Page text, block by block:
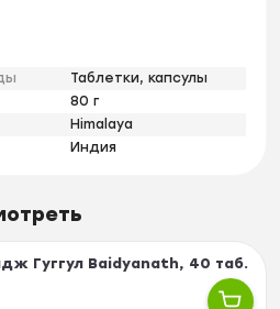
Таблетки, капсулы
80 г
Himalaya
Индия
Гуггул Baidyanath, 40 таб.